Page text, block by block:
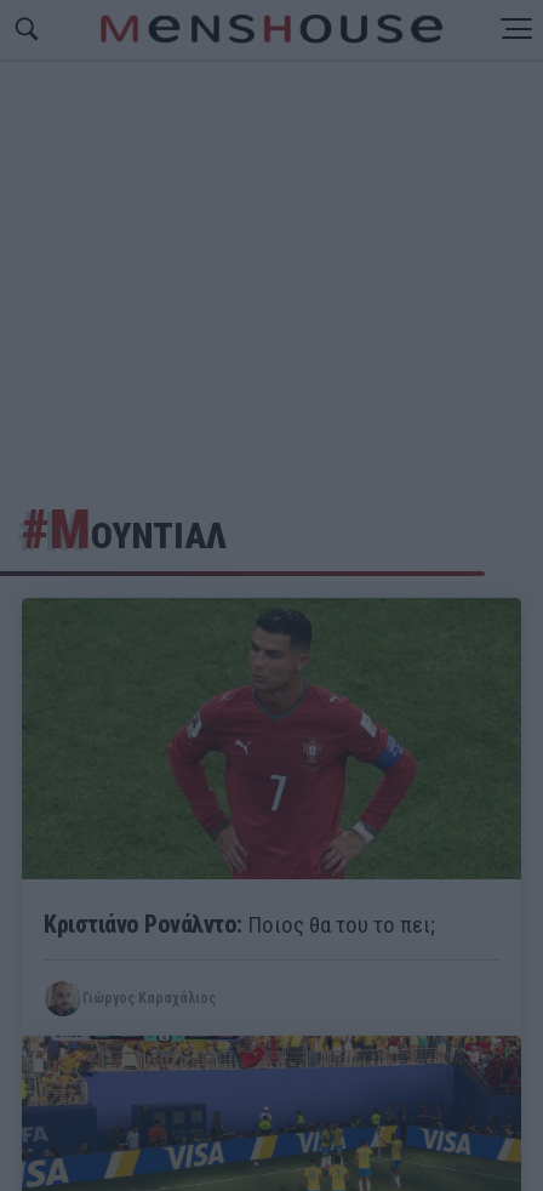
#ΜΟΥΝΤΙΑΛ
Κριστιάνο Ρονάλντο: Ποιος θα του το πει;
Γιώργος Καραχάλιος